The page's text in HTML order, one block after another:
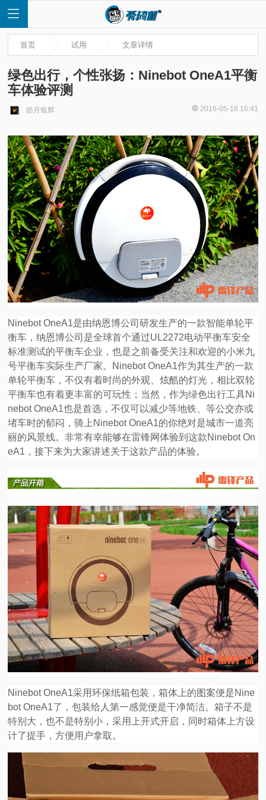
首
页
快
讯
评
测
视
科
普
验
首页 试用 文章详情
绿色出行，个性张扬：Ninebot OneA1平衡
车体验评测
皓月银辉 2016-05-16 16:41
Ninebot OneA1是由纳恩博公司研发生产的一款智能单轮平
衡车，纳恩博公司是全球首个通过UL2272电动平衡车安全
标准测试的平衡车企业，也是之前备受关注和欢迎的小米九
号平衡车实际生产厂家。Ninebot OneA1作为其生产的一款
单轮平衡车，不仅有着时尚的外观、炫酷的灯光，相比双轮
平衡车也有着更丰富的可玩性；当然，作为绿色出行工具Ni
nebot OneA1也是首选，不仅可以减少等地铁、等公交亦或
堵车时的郁闷，骑上Ninebot OneA1的你绝对是城市一道亮
丽的风景线。非常有幸能够在雷锋网体验到这款Ninebot On
eA1，接下来为大家讲述关于这款产品的体验。
Ninebot OneA1采用环保纸箱包装，箱体上的图案便是Nine
bot OneA1了，包装给人第一感觉便是干净简洁。箱子不是
特别大，也不是特别小，采用上开式开启，同时箱体上方设
计了提手，方便用户拿取。